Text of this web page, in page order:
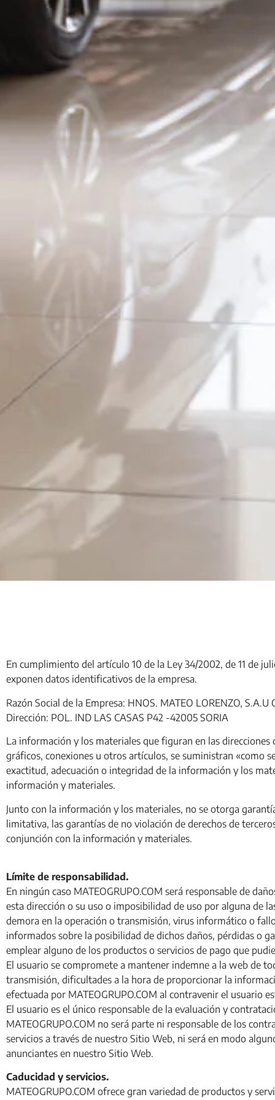
En cumplimiento del artículo 10 de la Ley 34/2002, de 11 de
exponen datos identificativos de la empresa.
Razón Social de la Empresa: HNOS. MATEO LORENZO, S.A.U
Dirección: POL. IND LAS CASAS P42 -42005 SORIA
La información y los materiales que figuran en las direcciones
gráficos, conexiones u otros artículos, se suministran «como
exactitud, adecuación o integridad de la información y los
información y materiales.
Junto con la información y los materiales, no se otorga
limitativa, las garantías de no violación de derechos de
conjunción con la información y materiales.
Límite de responsabilidad.
En ningún caso MATEOGRUPO.COM será responsable de
esta dirección o su uso o imposibilidad de uso por alguna de
demora en la operación o transmisión, virus informático o
informados sobre la posibilidad de dichos daños, pérdidas o
emplear alguno de los productos o servicios de pago que
El usuario se compromete a mantener indemne a la web de
transmisión, dificultades a la hora de proporcionar la
efectuada por MATEOGRUPO.COM al contravenir el usuario
El usuario es el único responsable de la evaluación y
MATEOGRUPO.COM no será parte ni responsable de los
servicios a través de nuestro Sitio Web, ni será en modo
anunciantes en nuestro Sitio Web.
Caducidad y servicios.
MATEOGRUPO.COM ofrece gran variedad de productos y